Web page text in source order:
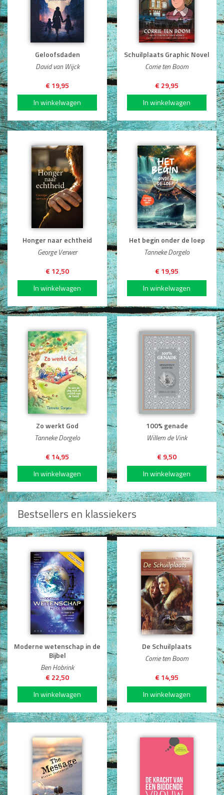
Geloofsdaden
David van Wijck
€ 19,95
Schuilplaats Graphic Novel
Corrie ten Boom
€ 29,95
Honger naar echtheid
George Verwer
€ 12,50
Het begin onder de loep
Tanneke Dorgelo
€ 19,95
Zo werkt God
Tanneke Dorgelo
€ 14,95
100% genade
Willem de Vink
€ 9,50
Bestsellers en klassiekers
Moderne wetenschap in de
Bijbel
Ben Hobrink
€ 22,50
De Schuilplaats
Corrie ten Boom
€ 14,95